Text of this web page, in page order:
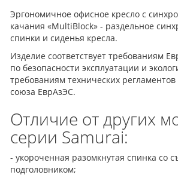
Эргономичное офисное кресло с
качания «MultiBlock» - раздельное
спинки и сиденья кресла.
Изделие соответствует требованиям
по безопасности эксплуатации и
требованиям технических
союза ЕврАзЭС.
Отличие от других
серии Samurai:
- укороченная разомкнутая спинка со
подголовником;